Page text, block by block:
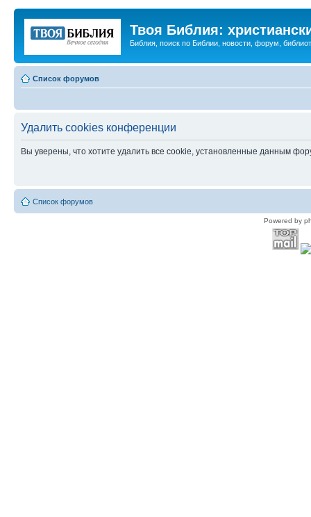
Твоя Библия:
Библия, поиск по Библии, новости, форум,
Список форумов
Удалить cookies конференции
Вы уверены, что хотите удалить все cookie, установленные данным
Список форумов
Powered by